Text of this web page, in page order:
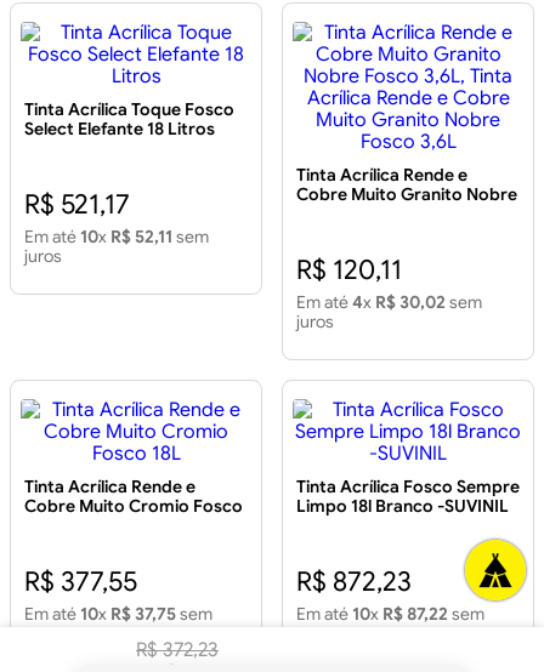
R$ 372,23
Tinta Acrílica Toque Fosco
Select Elefante 18 Litros
R$ 521,17
Em até 10x R$ 52,11 sem
juros
Tinta Acrílica Rende e
Cobre Muito Granito Nobre
Granito Nobre Fosco 3,6L
R$ 120,11
Em até4x R$ 30,02 sem
juros
Tinta Acrílica Rende e
Cobre Muito Cromio Fosco
R$ 377,55
Em até 10x R$ 37,75sem
juros
Tinta Acrílica Fosco Sempre
Limpo 18l Branco -SUVINIL
R$ 872,23
Em até 10x R$ 87,22 sem
juros